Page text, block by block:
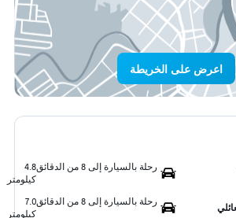
اعرض على الخريطة
رحلة بالسيارة إلى 8 من الدقائق
4.8
كيلومتر
رحلة بالسيارة إلى 8 من الدقائق
7.0
كيلومتر